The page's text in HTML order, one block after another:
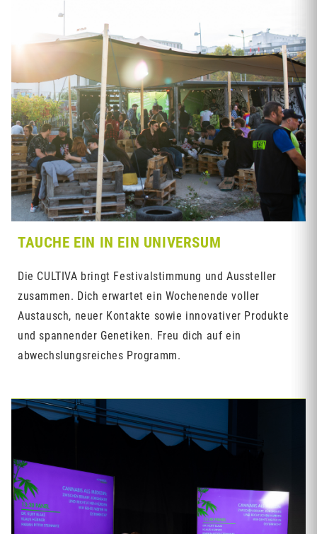
TAUCHE EIN IN EIN UNIVERSUM
Die CULTIVA bringt Festivalstimmung und Aussteller
zusammen. Dich erwartet ein Wochenende voller
Austausch, neuer Kontakte sowie innovativer Produkte
und spannender Genetiken. Freu dich auf ein
abwechslungsreiches Programm.